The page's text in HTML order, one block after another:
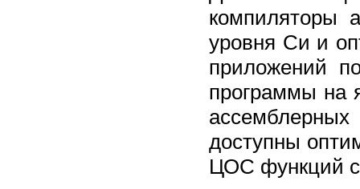
компиляторы
уровня Си и
приложений
программы на
доступны
ЦОС функций с